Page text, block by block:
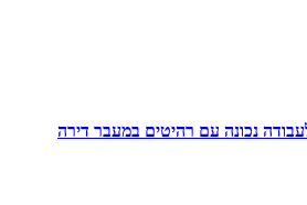
נכונה עם רהיטים במעבר דירה